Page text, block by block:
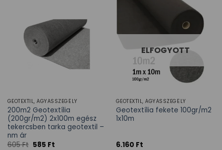
GEOTEXTIL, ÁGYÁSSZEGÉLY
200m2 Geotextília
(200gr/m2) 2x100m egész
tekercsben tarka geotextil –
nm ár
605Ft 585 Ft
ELFOGYOTT
GEOTEXTIL, ÁGYÁSSZEGÉLY
Geotextília fekete 100gr/m2
1x10m
6.160 Ft